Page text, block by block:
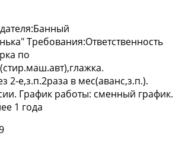
Требования:Ответственность
по
2-е,з.п.2раза в мес(аванс,з.п.).
График работы: сменный график.
1 года